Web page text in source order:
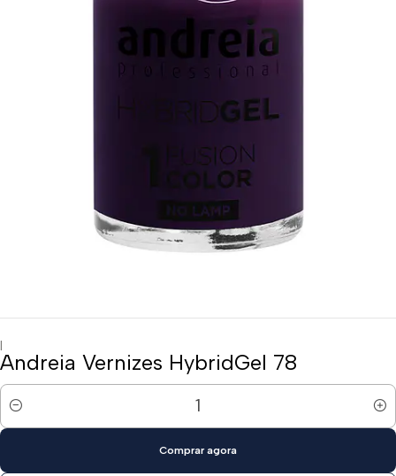
|
Andreia Vernizes HybridGel 78
Quantidade
Comprar agora